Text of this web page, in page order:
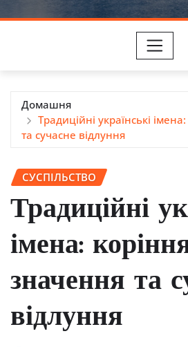
Домашня
Традиційні українські
та сучасне відлуння
СУСПІЛЬСТВО
Традиційні
імена:
значення та
відлуння